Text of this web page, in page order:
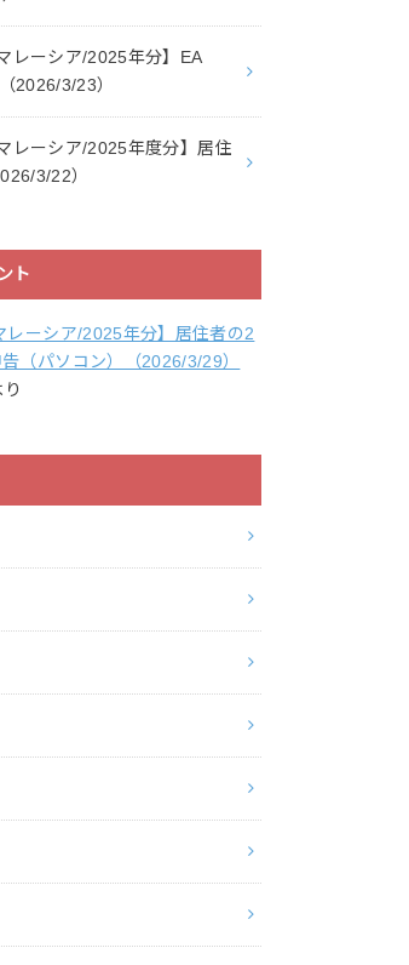
レーシア/2025年分】EA
2026/3/23）
レーシア/2025年度分】居住
3/22）
ト
レーシア/2025年分】居住者の2
（パソコン）（2026/3/29）
り